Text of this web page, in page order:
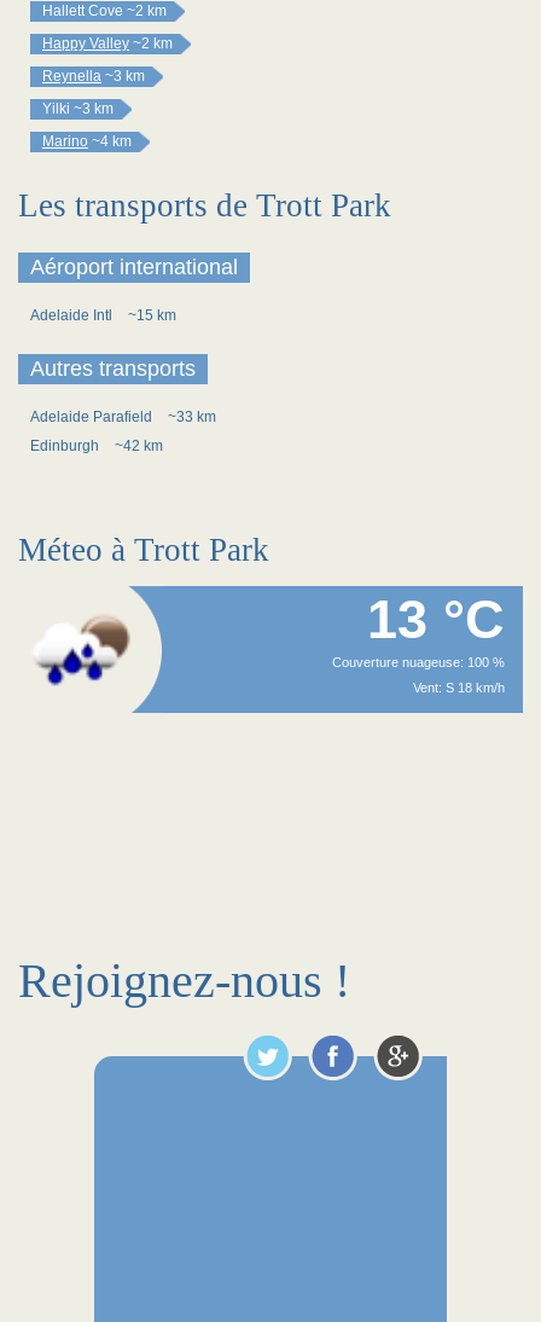
Hallett Cove ~2 km
Happy Valley ~2 km
Reynella ~3 km
Yilki ~3 km
Marino ~4 km
Les transports de Trott Park
Aéroport international
Adelaide Intl ~15 km
Autres transports
Adelaide Parafield
~33 km
Edinburgh
~42 km
Méteo à Trott Park
13 °C
Couverture nuageuse: 100 %
Vent: S 18 km/h
Rejoignez-nous !